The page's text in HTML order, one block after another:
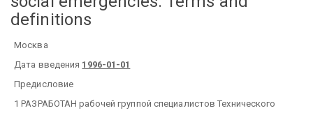
definitions
Москва
Дата введения 1996-01-01
Предисловие
1 РАЗРАБОТАН рабочей группой специалистов Технического